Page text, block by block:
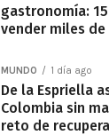
gastronomía:
vender miles de
MUNDO 1 día ago
De la Espriella
Colombia sin
reto de